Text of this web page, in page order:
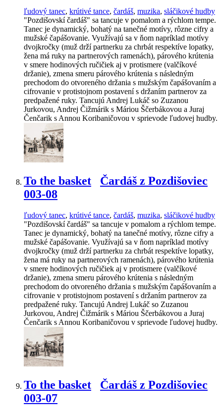
ľudový tanec, krútivé tance, čardáš, muzika, sláčikové hudby
"Pozdišovskí čardáš" sa tancuje v pomalom a rýchlom tempe.
Tanec je dynamický, bohatý na tanečné motívy, rôzne cifry a
mužské čapášovanie. Využívajú sa v ňom napríklad motívy
dvojkročky (muž drží partnerku za chrbát respektíve lopatky,
žena má ruky na partnerových ramenách), párového krútenia
v smere hodinových ručičiek aj v protismere (valčíkové
držanie), zmena smeru párového krútenia s následným
prechodom do otvoreného držania s mužským čapášovaním a
cifrovanie v protistojnom postavení s držaním partnerov za
predpažené ruky. Tancujú Andrej Lukáč so Zuzanou
Jurkovou, Andrej Čižmárik s Máriou Ščerbákovou a Juraj
Čenčarik s Annou Koribaničovou v sprievode ľudovej hudby.
To the basket
Čardáš z Pozdišoviec
003-08
ľudový tanec, krútivé tance, čardáš, muzika, sláčikové hudby
"Pozdišovskí čardáš" sa tancuje v pomalom a rýchlom tempe.
Tanec je dynamický, bohatý na tanečné motívy, rôzne cifry a
mužské čapášovanie. Využívajú sa v ňom napríklad motívy
dvojkročky (muž drží partnerku za chrbát respektíve lopatky,
žena má ruky na partnerových ramenách), párového krútenia
v smere hodinových ručičiek aj v protismere (valčíkové
držanie), zmena smeru párového krútenia s následným
prechodom do otvoreného držania s mužským čapášovaním a
cifrovanie v protistojnom postavení s držaním partnerov za
predpažené ruky. Tancujú Andrej Lukáč so Zuzanou
Jurkovou, Andrej Čižmárik s Máriou Ščerbákovou a Juraj
Čenčarik s Annou Koribaničovou v sprievode ľudovej hudby.
To the basket
Čardáš z Pozdišoviec
003-07